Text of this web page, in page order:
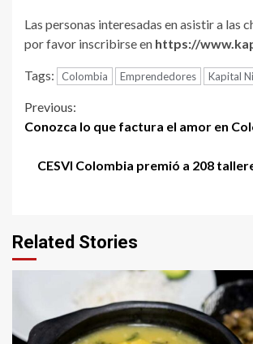
Las personas interesadas en asistir a las
por favor inscribirse en https://
Tags: Colombia Emprendedores Kapital
Continue
Previous:
Conozca lo que factura el amor en
CESVI Colombia premió a 208
Related Stories